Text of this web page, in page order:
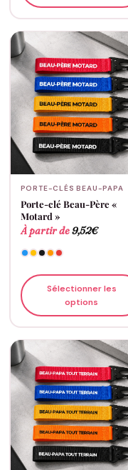
PORTE-CLÉS BEAU-PAPA
Porte-clé Beau-Père «
Motard »
À partir de9,52€
Sélectionner les
options